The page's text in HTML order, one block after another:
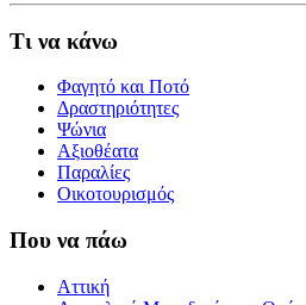
Τι να κάνω
Φαγητό και Ποτό
Δραστηριότητες
Ψώνια
Αξιοθέατα
Παραλίες
Οικοτουρισμός
Που να πάω
Αττική